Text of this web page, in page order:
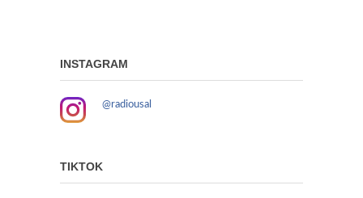
INSTAGRAM
@radiousal
TIKTOK